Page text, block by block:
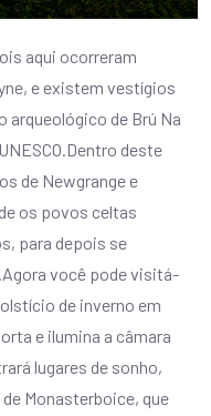
aqui ocorreram
e existem vestígios
de Brú Na
deste
de Newgrange e
os povos celtas
para depois se
você pode visitá-
de inverno em
e ilumina a câmara
lugares de sonho,
Monasterboice, que